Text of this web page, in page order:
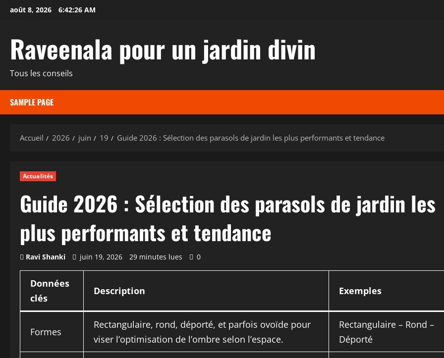
Alleraoût 8, 2026 6:42:27 AM
Raveenala pour un jardin divin
Tous les conseils
SAMPLE PAGE
Accueil 2026 juin 19 Guide 2026 : Sélection des parasols de jardin les plus performants et tendance
Actualités
Guide 2026 : Sélection des parasols de jardin les
plus performants et tendance
Ravi Shanki juin 19, 2026 29 minutes lues 0
Données
clés
Description Exemples
Formes
Rectangulaire, rond, déporté, et parfois ovoïde pour
viser l’optimisation de l’ombre selon l’espace.
Rectangulaire – Rond –
Déporté